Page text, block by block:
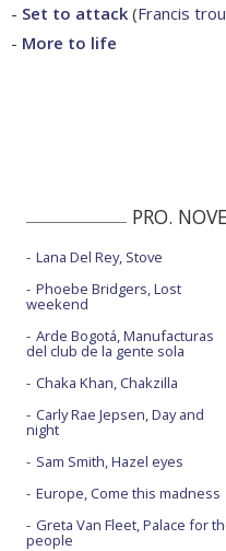
- Set to attack (Francis
- More to life
PRO.
Lana Del Rey, Stove
Phoebe Bridgers, Lost
weekend
Arde Bogotá, Manufacturas
del club de la gente sola
Chaka Khan, Chakzilla
Carly Rae Jepsen, Day and
night
Sam Smith, Hazel eyes
Europe, Come this madness
Greta Van Fleet, Palace for
people